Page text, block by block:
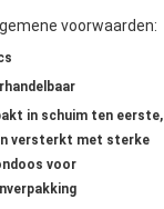
voorwaarden:
in schuim ten eerste,
versterkt met sterke
voor